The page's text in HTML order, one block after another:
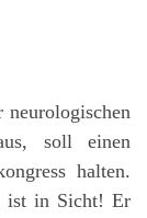
soll einen
halten.
ist in Sicht! Er